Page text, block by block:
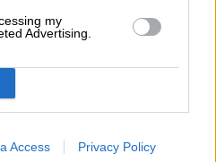
my
Advertising.
Access Privacy Policy